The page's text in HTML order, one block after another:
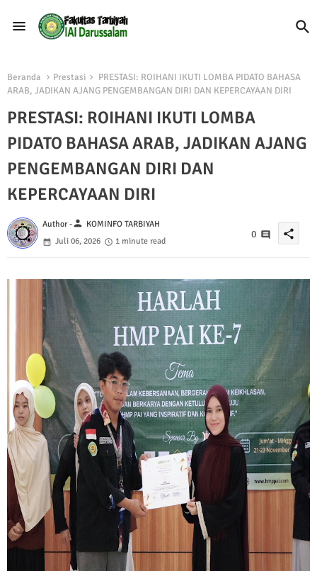
Beranda Prestasi
PRESTASI: ROIHANI IKUTI LOMBA PIDATO BAHASA
ARAB, JADIKAN AJANG PENGEMBANGAN DIRI DAN KEPERCAYAAN DIRI
PRESTASI: ROIHANI IKUTI LOMBA
PIDATO BAHASA ARAB, JADIKAN AJANG
PENGEMBANGAN DIRI DAN
KEPERCAYAAN DIRI
Author -person KOMINFO TARBIYAH
Juli 06, 2026
1 minute read
0 share